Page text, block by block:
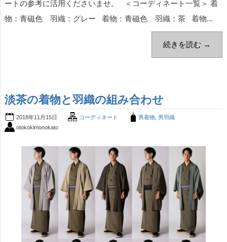
ートの参考に活用くださいませ。 ＜コーディネート一覧＞ 着
物：青磁色 羽織：グレー 着物：青磁色 羽織：茶 着物...
続きを読む →
淡茶の着物と羽織の組み合わせ
2018年11月15日 コーディネート 男着物, 男羽織
otokokimonokato